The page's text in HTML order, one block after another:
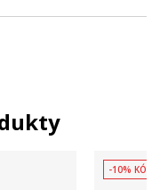
-10% KÓD: